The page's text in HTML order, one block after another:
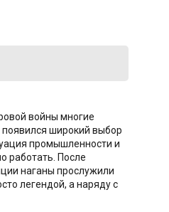
войны многие
широкий выбор
промышленности и
работать. После
наганы прослужили
легендой, а наряду с